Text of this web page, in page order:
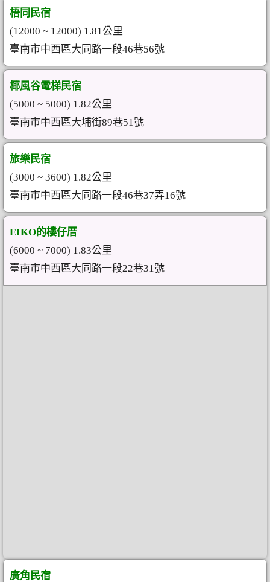
梧同民宿
(12000 ~ 12000) 1.81公里
臺南市中西區大同路一段46巷56號
椰風谷電梯民宿
(5000 ~ 5000) 1.82公里
臺南市中西區大埔街89巷51號
旅樂民宿
(3000 ~ 3600) 1.82公里
臺南市中西區大同路一段46巷37弄16號
EIKO的樓仔厝
(6000 ~ 7000) 1.83公里
臺南市中西區大同路一段22巷31號
廣角民宿